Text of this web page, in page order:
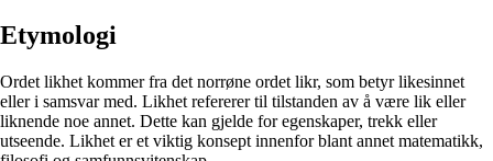
Etymologi
Ordet likhet kommer fra det norrøne ordet likr, som betyr likesinnet
eller i samsvar med. Likhet refererer til tilstanden av å være lik eller
liknende noe annet. Dette kan gjelde for egenskaper, trekk eller
utseende. Likhet er et viktig konsept innenfor blant annet matematikk,